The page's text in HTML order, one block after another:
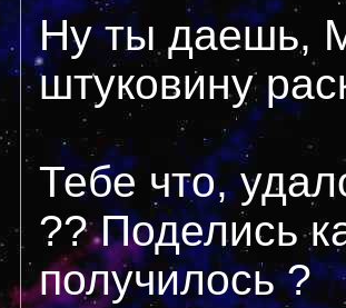
Ну ты даешь,
штуковину
Тебе что,
?? Поделись
получилось ?